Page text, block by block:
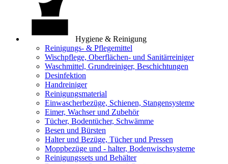
Hygiene & Reinigung
Reinigungs- & Pflegemittel
Wischpflege, Oberflächen- und Sanitärreiniger
Waschmittel, Grundreiniger, Beschichtungen
Desinfektion
Handreiniger
Reinigungsmaterial
Einwascherbezüge, Schienen, Stangensysteme
Eimer, Wachser und Zubehör
Tücher, Bodentücher, Schwämme
Besen und Bürsten
Halter und Bezüge, Tücher und Pressen
Moppbezüge und - halter, Bodenwischsysteme
Reinigungssets und Behälter